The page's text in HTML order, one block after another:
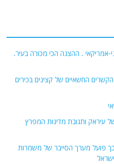
אמריקאי . ההצגה הכי מכורה בעיר.
החשאיים של קצינים בכירים
עיראק ותגובת מדינות המפרץ
פועל מערך הסייבר של משמרות